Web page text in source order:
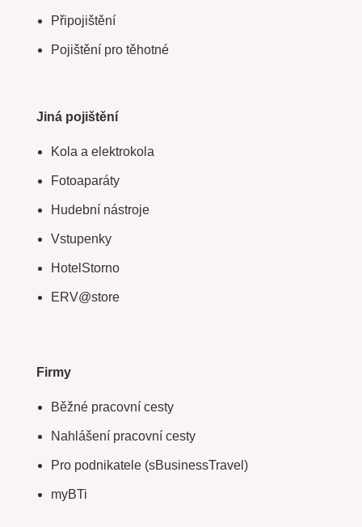
Připojištění
Pojištění pro těhotné
Jiná pojištění
Kola a elektrokola
Fotoaparáty
Hudební nástroje
Vstupenky
HotelStorno
ERV@store
Firmy
Běžné pracovní cesty
Nahlášení pracovní cesty
Pro podnikatele (sBusinessTravel)
myBTi